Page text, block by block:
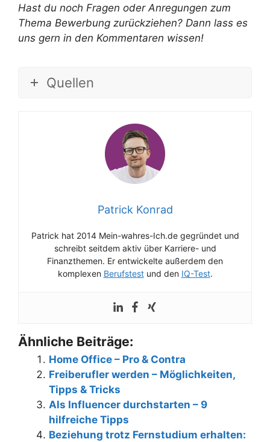
Hast du noch Fragen oder Anregungen zum
Thema Bewerbung zurückziehen? Dann lass es
uns gern in den Kommentaren wissen!
Quellen
Patrick Konrad
Patrick hat 2014 Mein-wahres-Ich.de gegründet und
schreibt seitdem aktiv über Karriere- und
Finanzthemen. Er entwickelte außerdem den
komplexen Berufstestund den IQ-Test.
Ähnliche Beiträge:
Home Office – Pro & Contra
Freiberufler werden – Möglichkeiten,
Tipps & Tricks
Als Influencer durchstarten – 9
hilfreiche Tipps
Beziehung trotz Fernstudium erhalten: